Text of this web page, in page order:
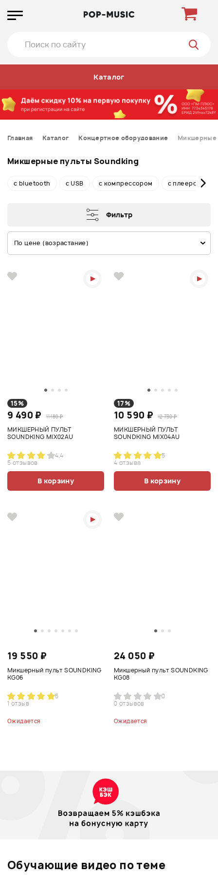
Каталог
Главная Каталог Концертное оборудование Микшерные
Микшерные пульты Soundking
с bluetooth с USB с компрессором с плеером
Фильтр
По цене (возрастание)
15%
9 490 ₽ 11 180 ₽
МИКШЕРНЫЙ ПУЛЬТ
SOUNDKING MIX02AU
4.4
5 отзывов
В корзину
17%
10 590 ₽ 12 730 ₽
МИКШЕРНЫЙ ПУЛЬТ
SOUNDKING MIX04AU
5
4 отзыва
В корзину
19 550 ₽
Микшерный пульт SOUNDKING
KG06
5
1 отзыв
Ожидается
24 050 ₽
Микшерный пульт SOUNDKING
KG08
0
0 отзывов
Ожидается
Обучающие видео по теме